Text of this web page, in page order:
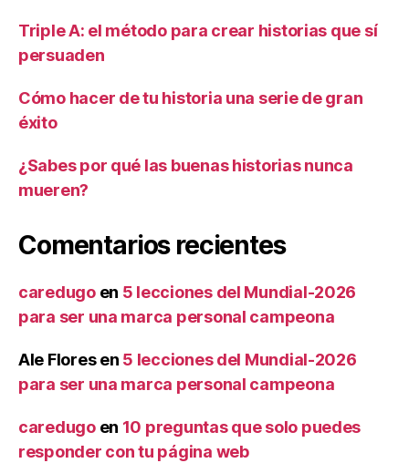
Triple A: el método para crear historias que sí
persuaden
Cómo hacer de tu historia una serie de gran
éxito
¿Sabes por qué las buenas historias nunca
mueren?
Comentarios recientes
caredugoen 5 lecciones del Mundial-2026
para ser una marca personal campeona
Ale Floresen 5 lecciones del Mundial-2026
para ser una marca personal campeona
caredugoen 10 preguntas que solo puedes
responder con tu página web